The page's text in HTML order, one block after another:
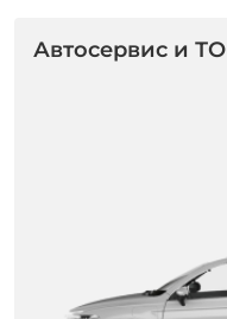
Автосервис и ТО